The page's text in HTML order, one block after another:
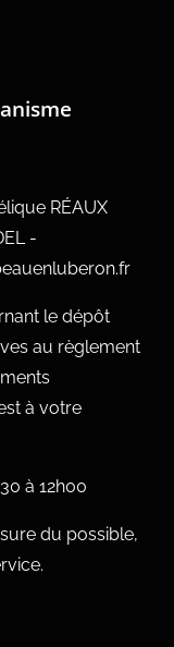
RÉAUX
-
le dépôt
au règlement
à votre
à 12h00
du possible,